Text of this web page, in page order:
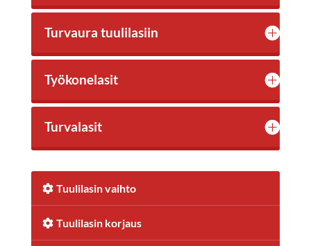
Turvaura tuulilasiin
Työkonelasit
Turvalasit
Tuulilasin vaihto
Tuulilasin korjaus